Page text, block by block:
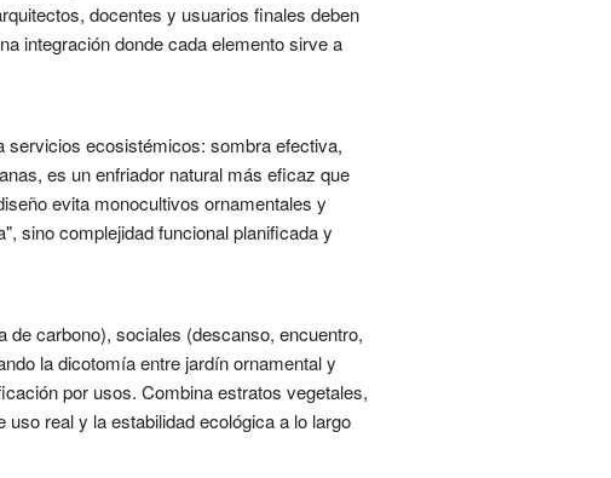
docentes y usuarios finales deben
integración donde cada elemento sirve a
ecosistémicos: sombra efectiva,
es un enfriador natural más eficaz que
evita monocultivos ornamentales y
sino complejidad funcional planificada y
carbono), sociales (descanso, encuentro,
la dicotomía entre jardín ornamental y
por usos. Combina estratos vegetales,
real y la estabilidad ecológica a lo largo